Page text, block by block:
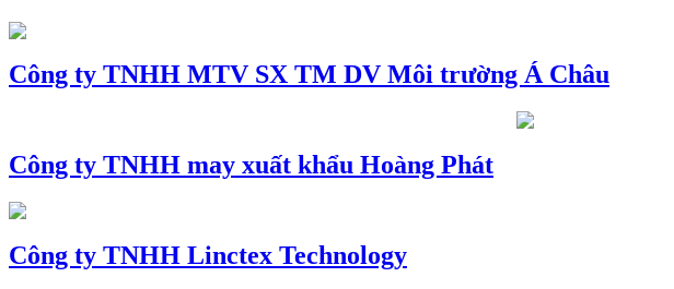
Công ty TNHH MTV SX TM DV Môi trường Á Châu
Công ty TNHH may xuất khẩu Hoàng Phát
Công ty TNHH Linctex Technology